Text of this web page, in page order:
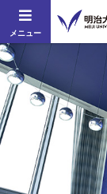
メニュー